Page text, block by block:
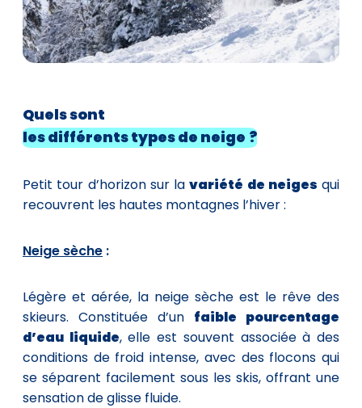
Quelssont
les différents types de neige ?
Petit tour d’horizon sur lavariété de neiges qui
recouvrent les hautes montagnes l’hiver :
Neige sèche :
Légère et aérée, la neige sèche est le rêve des
skieurs. Constituée d’un faible pourcentage
d’eau liquide, elle est souvent associée à des
conditions de froid intense, avec des flocons qui
se séparent facilement sous les skis, offrant une
sensation de glisse fluide.